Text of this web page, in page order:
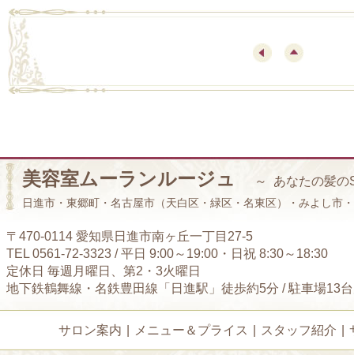
美容室ムーランルージュ ～ あなたの髪の
日進市・東郷町・名古屋市（天白区・緑区・名東区）・みよし市
〒470-0114 愛知県日進市南ヶ丘一丁目27-5
TEL 0561-72-3323 / 平日 9:00～19:00・日祝 8:30～18:30
定休日 毎週月曜日、第2・3火曜日
地下鉄鶴舞線・名鉄豊田線「日進駅」徒歩約5分 / 駐車場13
サロン案内 メニュー＆プライス スタッフ紹介